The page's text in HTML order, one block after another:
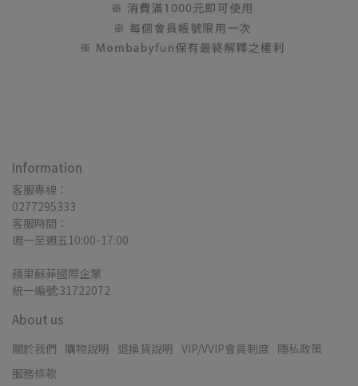
Information
客服專線：
0277295333
客服時間：
週一至週五10:00-17:00
蘋果蘇菲國際企業
統一編號:31722072
About us
關於我們 購物說明 退換貨說明 VIP/VVIP會員制度 隱私政策
服務條款